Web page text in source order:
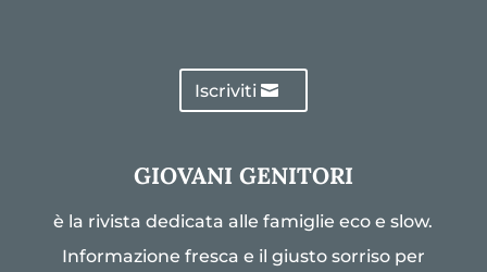
Iscriviti
GIOVANI GENITORI
è la rivista dedicata alle famiglie eco e slow.
Informazione fresca e il giusto sorriso per